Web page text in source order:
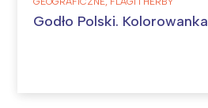
Godło Polski. Kolorowanka